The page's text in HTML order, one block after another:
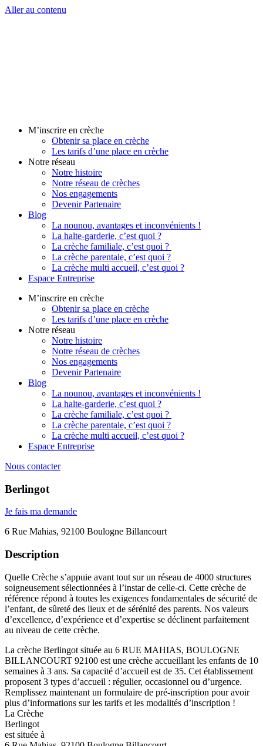
Aller au contenu
M’inscrire en crèche
Obtenir sa place en crèche
Les tarifs d’une place en crèche
Notre réseau
Notre histoire
Notre réseau de crèches
Nos engagements
Devenir Partenaire
Blog
La nounou, avantages et inconvénients !
La halte-garderie, c’est quoi ?
La crèche familiale, c’est quoi ?
La crèche parentale, c’est quoi ?
La crèche multi accueil, c’est quoi ?
Espace Entreprise
M’inscrire en crèche
Obtenir sa place en crèche
Les tarifs d’une place en crèche
Notre réseau
Notre histoire
Notre réseau de crèches
Nos engagements
Devenir Partenaire
Blog
La nounou, avantages et inconvénients !
La halte-garderie, c’est quoi ?
La crèche familiale, c’est quoi ?
La crèche parentale, c’est quoi ?
La crèche multi accueil, c’est quoi ?
Espace Entreprise
Nous contacter
Berlingot
Je fais ma demande
6 Rue Mahias, 92100 Boulogne Billancourt
Description
Quelle Crèche s’appuie avant tout sur un réseau de 4000 structures
soigneusement sélectionnées à l’instar de celle-ci. Cette crèche de
référence répond à toutes les exigences fondamentales de sécurité de
l’enfant, de sûreté des lieux et de sérénité des parents. Nos valeurs
d’excellence, d’expérience et d’expertise se déclinent parfaitement
au niveau de cette crèche.
La crèche Berlingot située au 6 RUE MAHIAS, BOULOGNE
BILLANCOURT 92100 est une crèche accueillant les enfants de 10
semaines à 3 ans. Sa capacité d’accueil est de 35. Cet établissement
proposent 3 types d’accueil : régulier, occasionnel ou d’urgence.
Remplissez maintenant un formulaire de pré-inscription pour avoir
plus d’informations sur les tarifs et les modalités d’inscription !
La Crèche
Berlingot
est située à